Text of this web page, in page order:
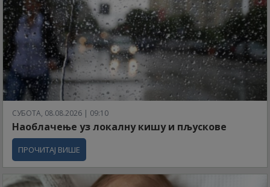
СУБОТА, 08.08.2026 | 09:10
Наоблачење уз локалну кишу и пљускове
ПРОЧИТАЈ ВИШЕ